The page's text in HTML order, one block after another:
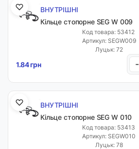
ВНУТРІШНІ
Кільце стопорне SEG W 009
Код товара: 53412
Артикул: SEGW009
Луцьк: 72
1.84 грн -
ВНУТРІШНІ
Кільце стопорне SEG W 010
Код товара: 53413
Артикул: SEGW010
Луцьк: 78